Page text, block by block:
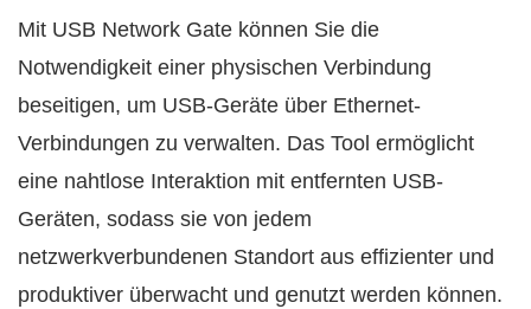
Mit USB Network Gate können Sie die
Notwendigkeit einer physischen Verbindung
beseitigen, um USB-Geräte über Ethernet-
Verbindungen zu verwalten. Das Tool ermöglicht
eine nahtlose Interaktion mit entfernten USB-
Geräten, sodass sie von jedem
netzwerkverbundenen Standort aus effizienter und
produktiver überwacht und genutzt werden können.